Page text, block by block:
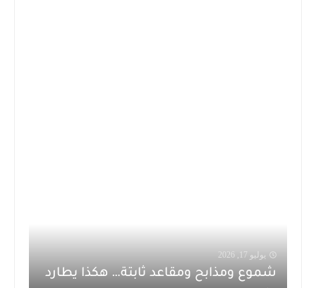
يوليو 17, 2026
شموع ومذابح ومقاعد ثابتة… هكذا يطارد